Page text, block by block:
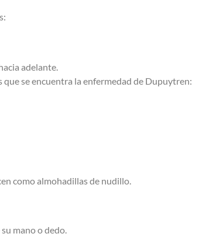
adelante.
se encuentra la enfermedad de Dupuytren:
como almohadillas de nudillo.
mano o dedo.